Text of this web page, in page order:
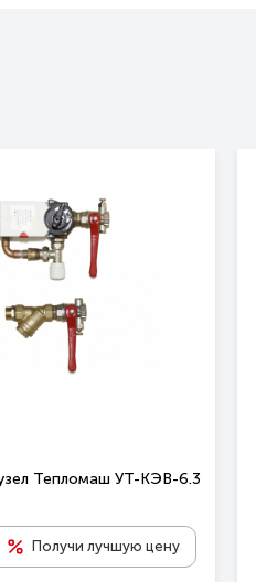
Тепломаш УТ-КЭВ-6.3
Получи лучшую цену